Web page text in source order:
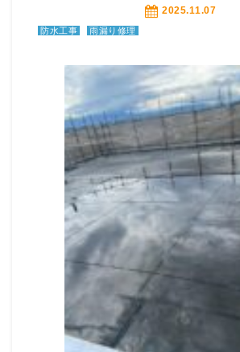
2025.11.07
防水工事 雨漏り修理